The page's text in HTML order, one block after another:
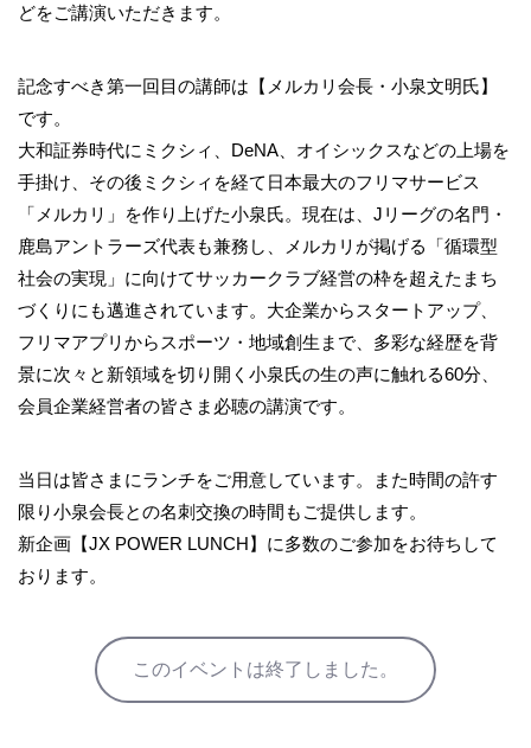
どをご講演いただきます。
記念すべき第一回目の講師は【メルカリ会長・小泉文明氏】
です。
大和証券時代にミクシィ、DeNA、オイシックスなどの上場を
手掛け、その後ミクシィを経て日本最大のフリマサービス
「メルカリ」を作り上げた小泉氏。現在は、Jリーグの名門・
鹿島アントラーズ代表も兼務し、メルカリが掲げる「循環型
社会の実現」に向けてサッカークラブ経営の枠を超えたまち
づくりにも邁進されています。大企業からスタートアップ、
フリマアプリからスポーツ・地域創生まで、多彩な経歴を背
景に次々と新領域を切り開く小泉氏の生の声に触れる60分、
会員企業経営者の皆さま必聴の講演です。
当日は皆さまにランチをご用意しています。また時間の許す
限り小泉会長との名刺交換の時間もご提供します。
新企画【JX POWER LUNCH】に多数のご参加をお待ちして
おります。
このイベントは終了しました。